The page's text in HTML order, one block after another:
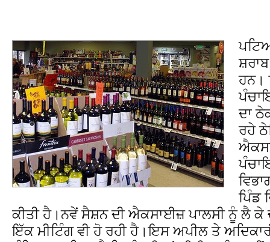
ਹਨ।
ਦਾ
ਰਹੇ
ਪਿੰਡ
ਕੀਤੀ ਹੈ।ਨਵੇਂ ਸੈਸ਼ਨ ਦੀ ਐਕਸਾਈਜ਼ ਪਾਲਸੀ ਨੂੰ ਲੈ ਕੇ
ਇੱਕ ਮੀਟਿੰਗ ਵੀ ਹੋ ਰਹੀ ਹੈ।ਇਸ ਅਪੀਲ ਤੇ